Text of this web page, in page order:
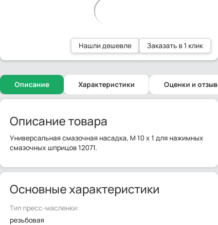
Нашли дешевле Заказать в 1 клик
Описание Характеристики Оценки и
Описание товара
Универсальная смазочная насадка, M 10 x 1 для нажимных
смазочных шприцов 12071.
Основные характеристики
Тип пресс-масленки:
резьбовая